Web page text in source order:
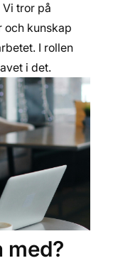
tror på
och kunskap
I rollen
i det.
med?